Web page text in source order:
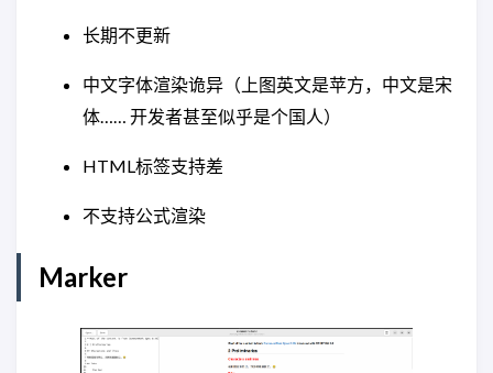
长期不更新
中文字体渲染诡异（上图英文是苹方，中文是宋
体…… 开发者甚至似乎是个国人）
HTML标签支持差
不支持公式渲染
Marker